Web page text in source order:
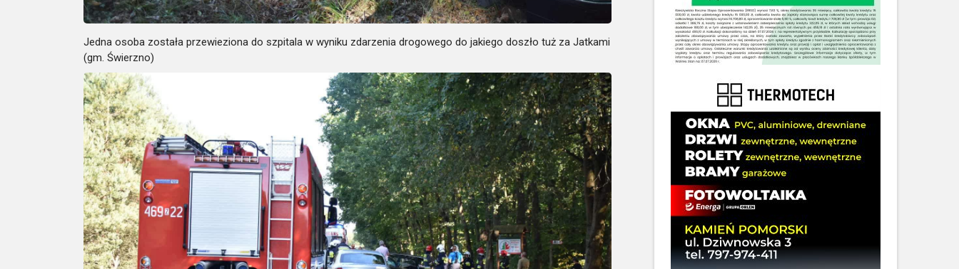
Jedna osoba została przewieziona do szpitala w wyniku zdarzenia drogowego do jakiego doszło tuż za Jatkami
(gm. Świerzno)